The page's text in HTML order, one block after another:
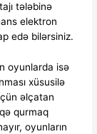
tələbinə
elektron
edə bilərsiniz.
oyunlarda isə
xüsusilə
əlçatan
qurmaq
oyunların